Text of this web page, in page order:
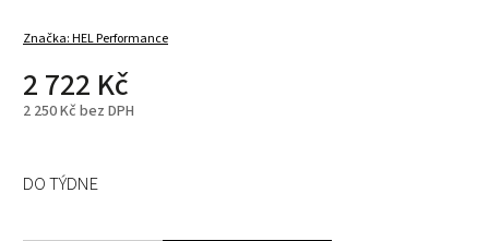
Značka:HEL Performance
2 722 Kč
2 250 Kč bez DPH
DO TÝDNE